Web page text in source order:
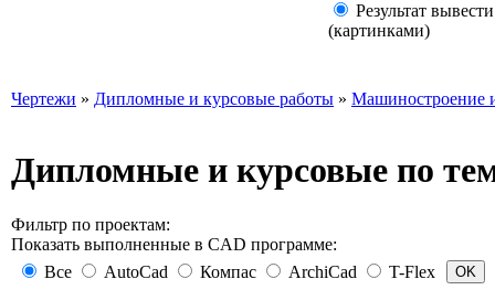
Результат
(картинками)
Чертежи » Дипломные и курсовые работы » Машиностроение
Дипломные и курсовые по
Фильтр по проектам:
Показать выполненные в CAD программе:
Все
AutoCad Компас ArchiCad
T-Flex